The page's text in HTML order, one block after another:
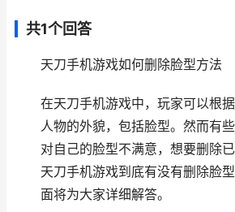
共1个回答
天刀手机游戏如何删除脸型方法
在天刀手机游戏中，玩家可以根
人物的外貌，包括脸型。然而有
对自己的脸型不满意，想要删除
天刀手机游戏到底有没有删除脸
面将为大家详细解答。